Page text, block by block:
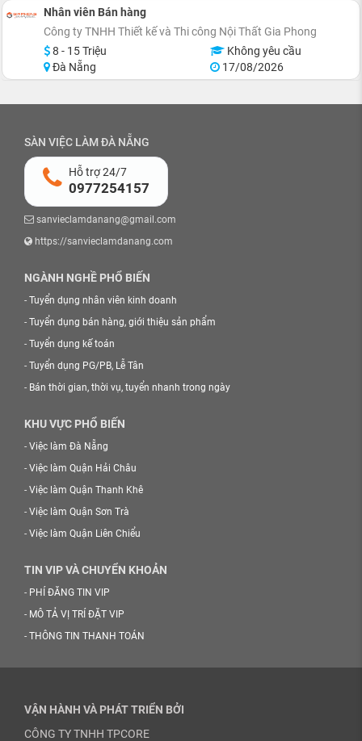
Nhân viên Bán hàng
Công ty TNHH Thiết kế và Thi công Nội Thất Gia Phong
8 - 15 Triệu
Không yêu cầu
Đà Nẵng
17/08/2026
SÀN VIỆC LÀM ĐÀ NẴNG
Hỗ trợ 24/7
0977254157
sanvieclamdanang@gmail.com
https://sanvieclamdanang.com
NGÀNH NGHỀ PHỔ BIẾN
- Tuyển dụng nhân viên kinh doanh
- Tuyển dụng bán hàng, giới thiệu sản phẩm
- Tuyển dụng kế toán
- Tuyển dụng PG/PB, Lễ Tân
- Bán thời gian, thời vụ, tuyển nhanh trong ngày
KHU VỰC PHỔ BIẾN
- Việc làm Đà Nẵng
- Việc làm Quận Hải Châu
- Việc làm Quận Thanh Khê
- Việc làm Quận Sơn Trà
- Việc làm Quận Liên Chiểu
TIN VIP VÀ CHUYỂN KHOẢN
- PHÍ ĐĂNG TIN VIP
- MÔ TẢ VỊ TRÍ ĐẶT VIP
- THÔNG TIN THANH TOÁN
VẬN HÀNH VÀ PHÁT TRIỂN BỞI
CÔNG TY TNHH TPCORE